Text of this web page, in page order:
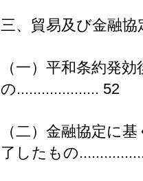
三、貿易及び金融協
（一）平和条約発
の.................... 52
（二）金融協定に
了したもの